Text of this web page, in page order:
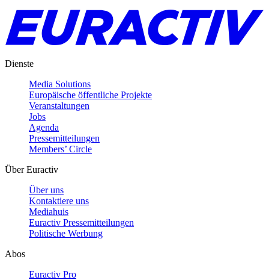
Dienste
Media Solutions
Europäische öffentliche Projekte
Veranstaltungen
Jobs
Agenda
Pressemitteilungen
Members’ Circle
Über Euractiv
Über uns
Kontaktiere uns
Mediahuis
Euractiv Pressemitteilungen
Politische Werbung
Abos
Euractiv Pro